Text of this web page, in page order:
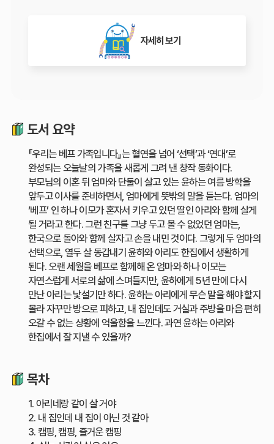
자세히 보기
도서 요약
『우리는 베프 가족입니다』는 혈연을 넘어 ‘선택’과 ‘연대’로
완성되는 오늘날의 가족을 새롭게 그려 낸 창작 동화이다.
부모님의 이혼 뒤 엄마와 단둘이 살고 있는 윤하는 여름 방학을
앞두고 이사를 준비하면서, 엄마에게 뜻밖의 말을 듣는다. 엄마의
‘베프’ 인 하나 이모가 혼자서 키우고 있던 딸인 아리와 함께 살게
될 거라고 한다. 그런 친구를 그냥 두고 볼 수 없었던 엄마는,
한국으로 돌아와 함께 살자고 손을 내민 것이다. 그렇게 두 엄마의
선택으로, 열두 살 동갑내기 윤하와 아리도 한집에서 생활하게
된다. 오랜 세월을 베프로 함께해 온 엄마와 하나 이모는
자연스럽게 서로의 삶에 스며들지만, 윤하에게 5년 만에 다시
만난 아리는 낯설기만 하다. 윤하는 아리에게 무슨 말을 해야 할지
몰라 자꾸만 방으로 피하고, 내 집인데도 거실과 주방을 마음 편히
오갈 수 없는 상황에 억울함을 느낀다. 과연 윤하는 아리와
한집에서 잘 지낼 수 있을까?
목차
1. 아리네랑 같이 살 거야
2. 내 집인데 내 집이 아닌 것 같아
3. 캠핑, 캠핑, 즐거운 캠핑